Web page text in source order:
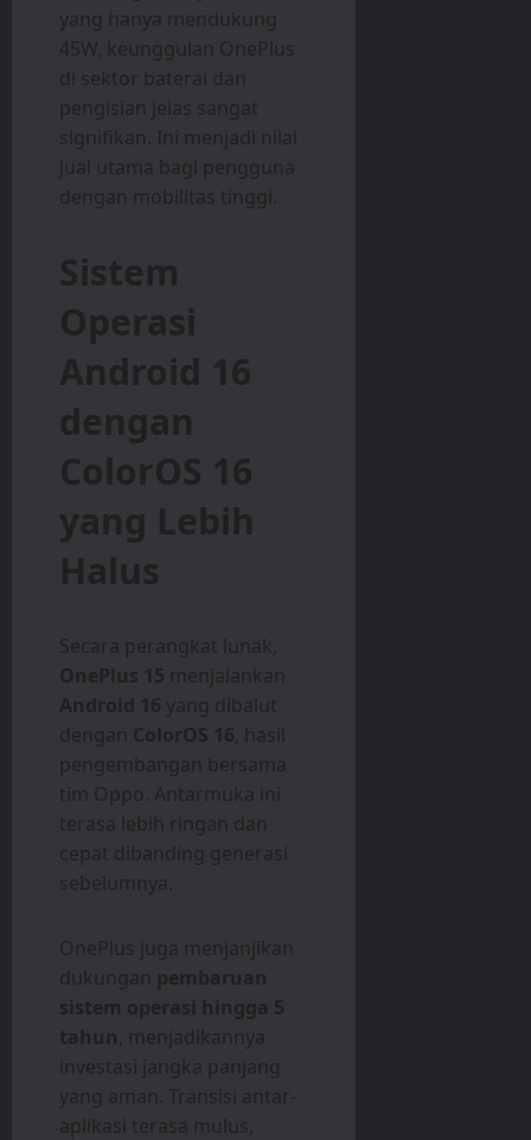
yang hanya mendukung
45W, keunggulan OnePlus
di sektor baterai dan
pengisian jelas sangat
signifikan. Ini menjadi nilai
jual utama bagi pengguna
dengan mobilitas tinggi.
Sistem
Operasi
Android 16
dengan
ColorOS 16
yang Lebih
Halus
Secara perangkat lunak,
OnePlus 15 menjalankan
Android 16 yang dibalut
dengan ColorOS 16, hasil
pengembangan bersama
tim Oppo. Antarmuka ini
terasa lebih ringan dan
cepat dibanding generasi
sebelumnya.
OnePlus juga menjanjikan
dukungan pembaruan
sistem operasi hingga 5
tahun, menjadikannya
investasi jangka panjang
yang aman. Transisi antar-
aplikasi terasa mulus,